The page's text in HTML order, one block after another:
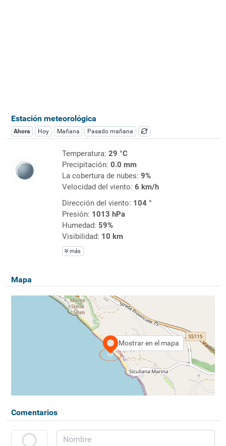
Estación meteorológica
Ahora Hoy Mañana Pasado mañana
Temperatura: 29 °C
Precipitación: 0.0 mm
La cobertura de nubes: 9%
Velocidad del viento: 6 km/h
Dirección del viento: 104 °
Presión: 1013 hPa
Humedad: 59%
Visibilidad: 10 km
más
Mapa
Mostrar en el mapa
Comentarios